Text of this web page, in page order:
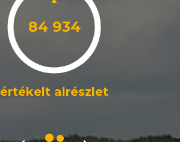
84 934
értékelt alrészlet